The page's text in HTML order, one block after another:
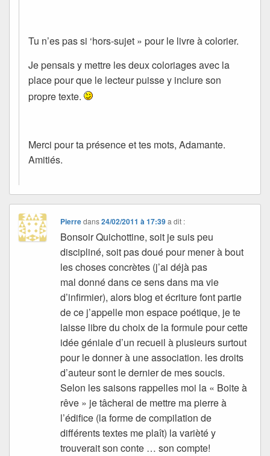
Tu n’es pas si ‘hors-sujet » pour le livre à colorier.
Je pensais y mettre les deux coloriages avec la
place pour que le lecteur puisse y inclure son
propre texte.
Merci pour ta présence et tes mots, Adamante.
Amitiés.
Pierredans24/02/2011 à 17:39 a dit :
Bonsoir Quichottine, soit je suis peu
discipliné, soit pas doué pour mener à bout
les choses concrètes (j’ai déjà pas
mal donné dans ce sens dans ma vie
d’infirmier), alors blog et écriture font partie
de ce j’appelle mon espace poétique, je te
laisse libre du choix de la formule pour cette
idée géniale d’un recueil à plusieurs surtout
pour le donner à une association. les droits
d’auteur sont le dernier de mes soucis.
Selon les saisons rappelles moi la « Boite à
rêve » je tâcherai de mettre ma pierre à
l’édifice (la forme de compilation de
différents textes me plaît) la varièté y
trouverait son conte … son compte!